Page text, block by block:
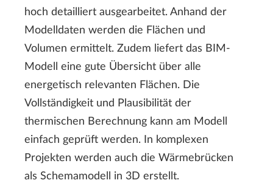
hoch detailliert ausgearbeitet. Anhand der
Modelldaten werden die Flächen und
Volumen ermittelt. Zudem liefert das BIM-
Modell eine gute Übersicht über alle
energetisch relevanten Flächen. Die
Vollständigkeit und Plausibilität der
thermischen Berechnung kann am Modell
einfach geprüft werden. In komplexen
Projekten werden auch die Wärmebrücken
als Schemamodell in 3D erstellt.